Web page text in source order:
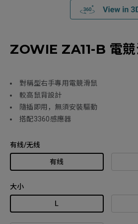
ZOWIE ZA11-B 電
對稱型右手專用電競滑鼠
較高鼠背設計
隨插即用，無須安裝驅動
搭配3360感應器
有线/无线
有线
大小
L